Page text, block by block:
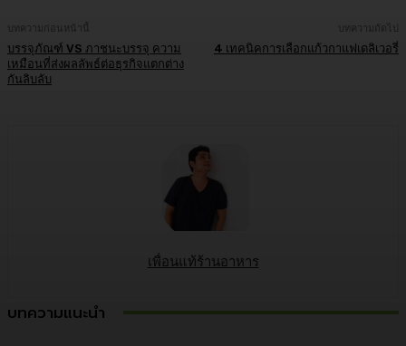
บทความก่อนหน้านี้
บรรจุภัณฑ์ VS ภาชนะบรรจุ ความ
เหมือนที่ส่งผลลัพธ์ต่อธุรกิจแตกต่าง
กันลิบลับ
บทความถัดไป
4 เทคนิคการเลือกแก้วกาแฟเดลิเวอรี่
เพื่อนแท้ร้านอาหาร
บทความแนะนำ